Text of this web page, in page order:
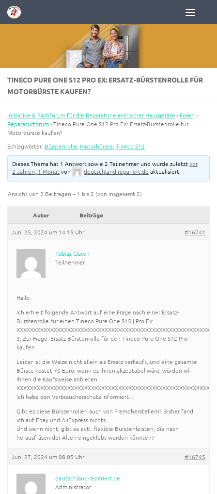
Zum Inhalt springen
TINECO PURE ONE S12 PRO EX: ERSATZ-BÜRSTENROLLE FÜR
MOTORBÜRSTE KAUFEN?
Initiative & Fachforum für die Reparatur elektrischer Hausgeräte › Foren ›
Reparaturforum›Tineco Pure One S12 Pro EX: Ersatz-Bürstenrolle für
Motorbürste kaufen?
Schlagwörter: Bürstenrolle, Motorbürste, Tineco S12
Dieses Thema hat 1 Antwort sowie 2 Teilnehmer und wurde zuletztvor
2 Jahren, 1 Monatvon deutschland-repariert.de aktualisiert.
Ansicht von 2 Beiträgen – 1 bis 2 (von insgesamt 2)
Autor Beiträge
Juni 25, 2024 um 14:15 Uhr #16741
Tobias Claren
Teilnehmer
Hallo.
Ich erhielt folgende Antwort auf eine Frage nach einer Ersatz-
Bürstenrolle für einen Tineco Pure One S15 | Pro Ex:
3, Zur Frage: Ersatz-Bürstenrolle für den Tineco Pure One S12 Pro
kaufen
Leider ist die Walze nicht allein als Ersatz verkauft, und eine gesamte
Bürste kostet 70 Euro, wenn es Ihnen akzeptabel wäre, würden wir
Ihnen die Kaufsweise anbieten.
Ich habe den Verbraucherschutz informiert…
Gibt es diese Bürstenrollen auch von Fremdherstellern? Bisher fand
ich auf Ebay und AliExpress nichts.
Und wenn nicht, gibt es evtl. flexible Bürstenleisten, die nach
herausfräsen der Alten eingeklebt werden könnten?
Juni 27, 2024 um 08:05 Uhr #16745
deutschland-repariert.de
Administrator